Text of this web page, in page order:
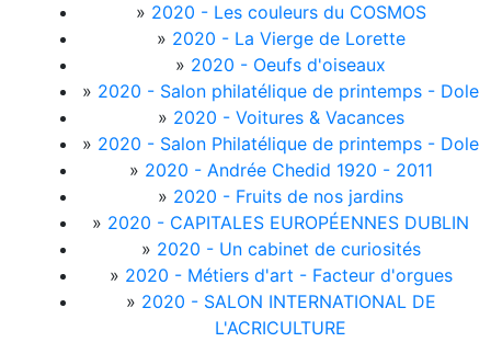
» 2020 - Les couleurs du COSMOS
» 2020 - La Vierge de Lorette
» 2020 - Oeufs d'oiseaux
» 2020 - Salon philatélique de printemps - Dole
» 2020 - Voitures & Vacances
» 2020 - Salon Philatélique de printemps - Dole
» 2020 - Andrée Chedid 1920 - 2011
» 2020 - Fruits de nos jardins
» 2020 - CAPITALES EUROPÉENNES DUBLIN
» 2020 - Un cabinet de curiosités
» 2020 - Métiers d'art - Facteur d'orgues
» 2020 - SALON INTERNATIONAL DE
L'ACRICULTURE